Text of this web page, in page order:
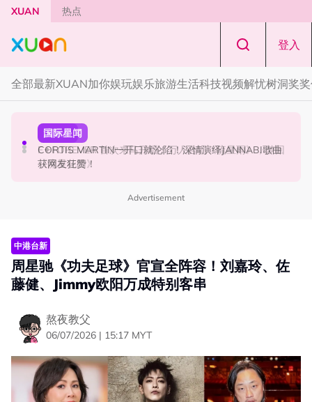
Skip to main content
XUAN 热点
登入
全部最新XUAN加你娱玩娱乐旅游生活科技视频解忧树洞奖
国际星闻
张员瑛频陷耍大牌争议！首度吐心声：真相终究会浮出水
面！
演唱会
F✦FOREVER 首次来马开唱！万人合唱《流星雨》，梦回
《流星花园》
国际星闻
CORTIS MARTIN一开口就沦陷！深情演绎JANNABI歌曲
获网友狂赞！
Advertisement
中港台新
周星驰《功夫足球》官宣全阵容！刘嘉玲、佐
藤健、Jimmy欧阳万成特别客串
熬夜教父
06/07/2026 | 15:17 MYT